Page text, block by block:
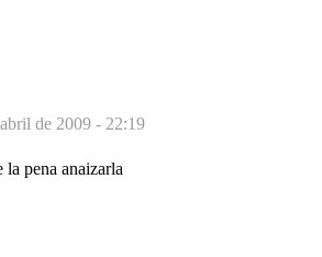
de 2009 - 22:19
pena anaizarla